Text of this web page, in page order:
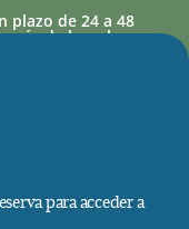
plazo de 24 a 48
de la web,
para acceder a